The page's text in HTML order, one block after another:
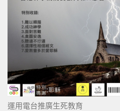
運用電台推廣生死教育